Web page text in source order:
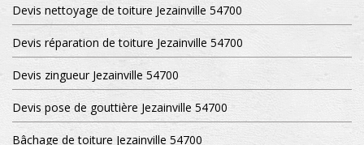
Devis nettoyage de toiture Jezainville 54700
Devis réparation de toiture Jezainville 54700
Devis zingueur Jezainville 54700
Devis pose de gouttière Jezainville 54700
Bâchage de toiture Jezainville 54700